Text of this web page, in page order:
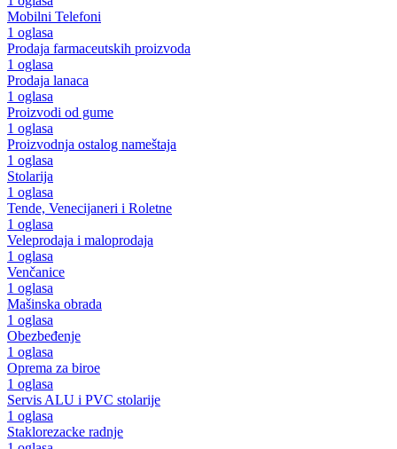
Mobilni Telefoni
1 oglasa
Prodaja farmaceutskih proizvoda
1 oglasa
Prodaja lanaca
1 oglasa
Proizvodi od gume
1 oglasa
Proizvodnja ostalog nameštaja
1 oglasa
Stolarija
1 oglasa
Tende, Venecijaneri i Roletne
1 oglasa
Veleprodaja i maloprodaja
1 oglasa
Venčanice
1 oglasa
Mašinska obrada
1 oglasa
Obezbeđenje
1 oglasa
Oprema za biroe
1 oglasa
Servis ALU i PVC stolarije
1 oglasa
Staklorezacke radnje